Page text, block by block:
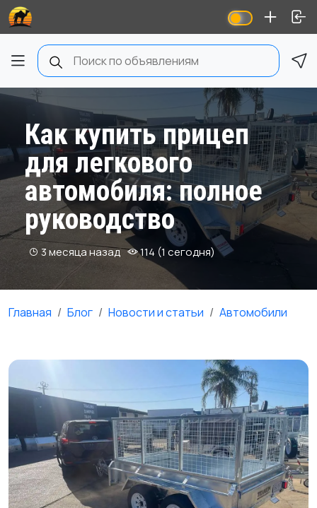
Как купить прицеп
для легкового
автомобиля: полное
руководство
3 месяца назад 114 (1 сегодня)
Главная Блог Новости и статьи Автомобили